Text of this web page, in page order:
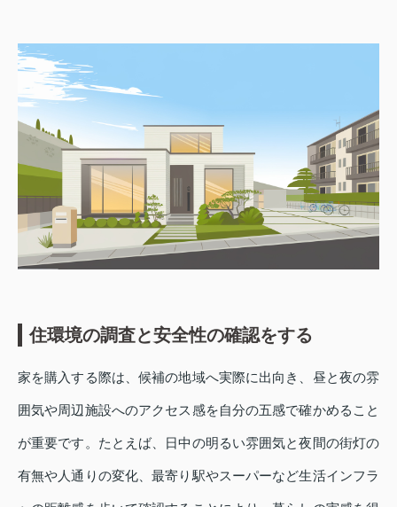
住環境の調査と安全性の確認をする
家を購入する際は、候補の地域へ実際に出向き、昼と夜の雰
囲気や周辺施設へのアクセス感を自分の五感で確かめること
が重要です。たとえば、日中の明るい雰囲気と夜間の街灯の
有無や人通りの変化、最寄り駅やスーパーなど生活インフラ